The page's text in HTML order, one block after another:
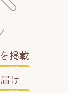
掲載
け